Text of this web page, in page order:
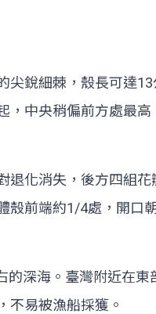
銳細棘，殼長可達
中央稍偏前方處最
化消失，後方四組
前端約1/4處，開口
深海。臺灣附近在
不易被漁船採獲。